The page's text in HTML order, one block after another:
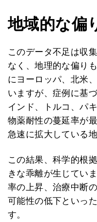
地域的な偏
このデータ不足は収
なく、地理的な偏り
にヨーロッパ、北米
いますが、症例に基
インド、トルコ、パ
物薬耐性の蔓延率が
急速に拡大している
この結果、科学的根
きな乖離が生じてい
率の上昇、治療中断
可能性の低下といっ
す。